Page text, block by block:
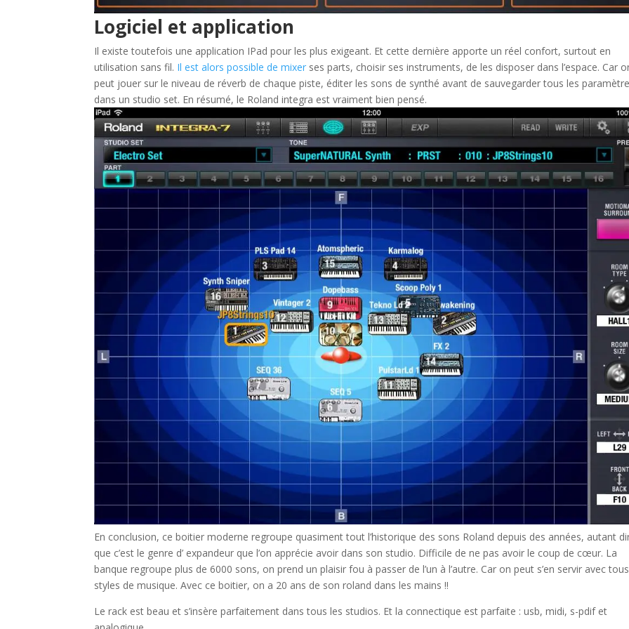
Logiciel et application
Il existe toutefois une application IPad pour les plus exigeant. Et cette dernière apporte un réel confort, surtout en
utilisation sans fil. Il est alors possible de mixer ses parts, choisir ses instruments, de les disposer dans l’espace. Car
peut jouer sur le niveau de réverb de chaque piste, éditer les sons de synthé avant de sauvegarder tous les
dans un studio set. En résumé, le Roland integra est vraiment bien pensé.
En conclusion, ce boitier moderne regroupe quasiment tout l’historique des sons Roland depuis des années, autant
que c’est le genre d’ expandeur que l’on apprécie avoir dans son studio. Difficile de ne pas avoir le coup de cœur. La
banque regroupe plus de 6000 sons, on prend un plaisir fou à passer de l’un à l’autre. Car on peut s’en servir avec
styles de musique. Avec ce boitier, on a 20 ans de son roland dans les mains !!
Le rack est beau et s’insère parfaitement dans tous les studios. Et la connectique est parfaite : usb, midi, s-pdif et